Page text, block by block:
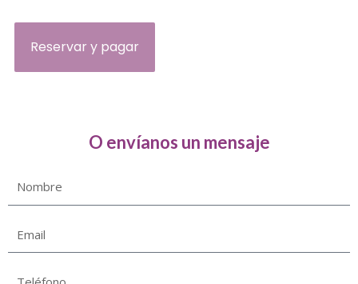
O envíanos un mensaje
Nombre
Teléfono